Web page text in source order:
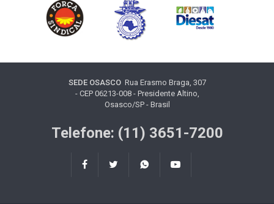
SEDE OSASCORua Erasmo Braga, 307
- CEP 06213-008 - Presidente Altino,
Osasco/SP - Brasil
Telefone: (11) 3651-7200